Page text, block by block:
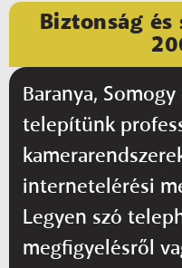
Biztonság
Baranya,
telepítünk
internetelérési
Legyen szó
megfigyelésről